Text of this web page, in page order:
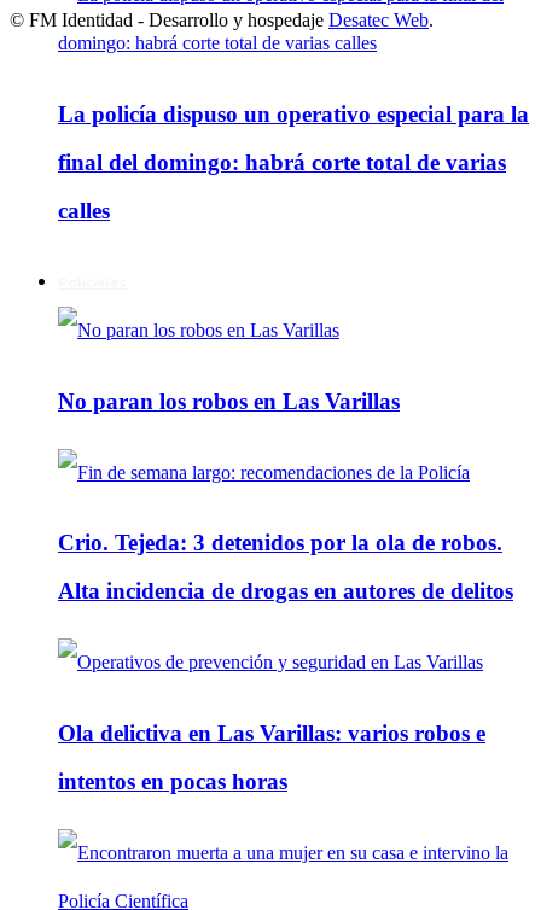
La policía dispuso un operativo especial para la
final del domingo: habrá corte total de varias
calles
No paran los robos en Las Varillas
Crio. Tejeda: 3 detenidos por la ola de robos.
Alta incidencia de drogas en autores de delitos
Ola delictiva en Las Varillas: varios robos e
intentos en pocas horas
© FM Identidad - Desarrollo y hospedaje Desatec Web.